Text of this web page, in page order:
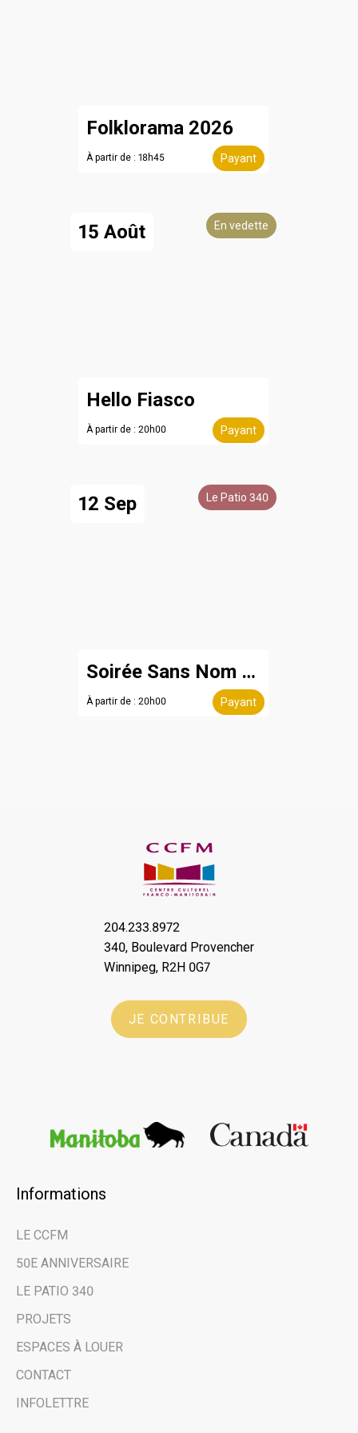
Folklorama 2026
À partir de : 18h45 Payant
15 Août En vedette
Hello Fiasco
À partir de : 20h00 Payant
12 Sep Le Patio 340
Soirée Sans Nom - 12 septembre
À partir de : 20h00 Payant
204.233.8972
340, Boulevard Provencher
Winnipeg, R2H 0G7
JE CONTRIBUE
Informations
LE CCFM
50E ANNIVERSAIRE
LE PATIO 340
PROJETS
ESPACES À LOUER
CONTACT
INFOLETTRE
Restez au courant
des dernières
nouvelles et des
évènements à venir
grâce à notre
infolettre.